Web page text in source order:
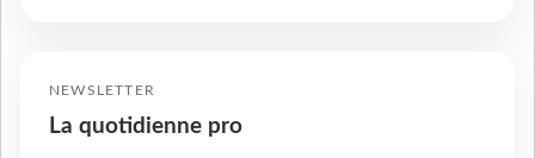
NEWSLETTER
La quotidienne pro